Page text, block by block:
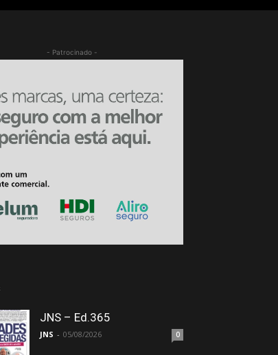
- Patrocinado -
JNS – Ed.365
JNS - 05/08/2026 0